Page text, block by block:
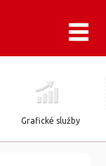
Grafické služby